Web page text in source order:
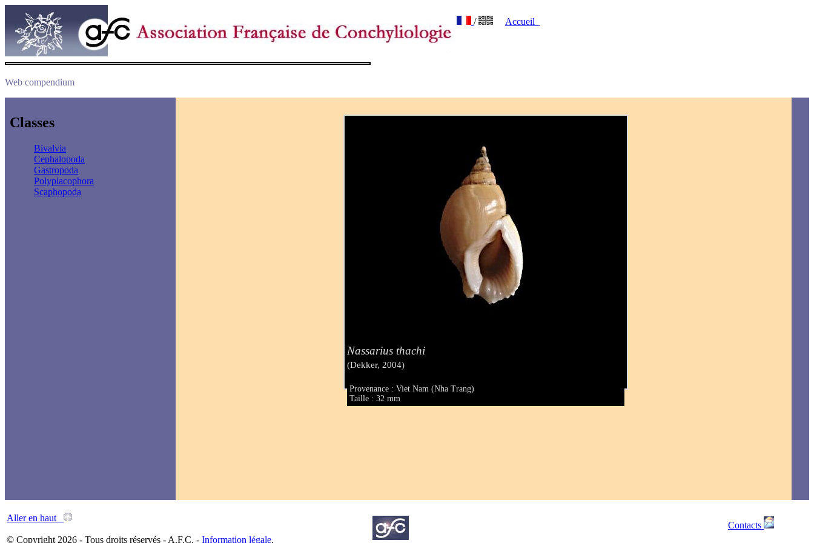
/ Accueil
Web compendium
Classes
Bivalvia
Cephalopoda
Gastropoda
Polyplacophora
Scaphopoda
Nassarius thachi
(Dekker, 2004)
Provenance : Viet Nam (Nha Trang)
Taille : 32 mm
Aller en haut
© Copyright 2026 - Tous droits réservés - A.F.C. - Information légale.
Contacts